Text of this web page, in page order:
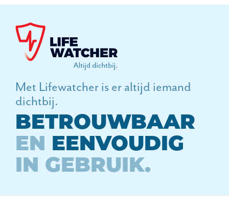
BETROUWBAAR
EN EENVOUDIG
IN GEBRUIK.
Met Lifewatcher is er altijd iemand
dichtbij.